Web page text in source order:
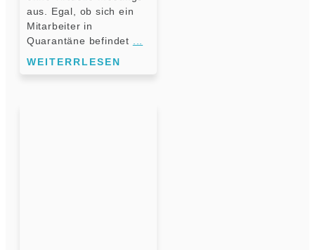
aus. Egal, ob sich ein
Mitarbeiter in
Quarantäne befindet
WEITERRLESEN